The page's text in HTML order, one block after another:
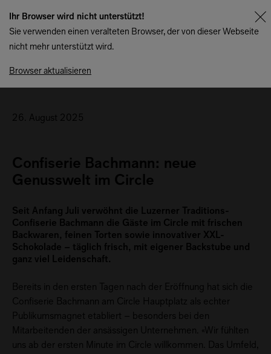
26. August 2025
Confiserie Bachmann: neue
Genusswelt im Circle
Seit Anfang Juli verwöhnt die Luzerner Traditions-
Confiserie Bachmann die Gäste im Circle mit frischen
Backwaren, feinen Torten sowie innovativer XXL-
Schokolade – täglich frisch, mit eigener Backstube und
ganz viel Leidenschaft.
Bereits in den ersten Tagen nach der Eröffnung hat sich die
Confiserie Bachmann am Circle Hauptplatz als echter
Publikumsmagnet etabliert – besonders bei den
Mitarbeitenden der ansässigen Unternehmen. «Wir fühlten
uns ab der ersten Minute im Circle willkommen. Das Umfeld,
Ihr Browser wird nicht unterstützt!
Sie verwenden einen veralteten Browser, der von dieser Webseite
nicht mehr unterstützt wird.
Browser aktualisieren